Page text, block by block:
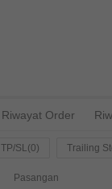
Riwayat Order
TP/SL(0) Trailing
Pasangan